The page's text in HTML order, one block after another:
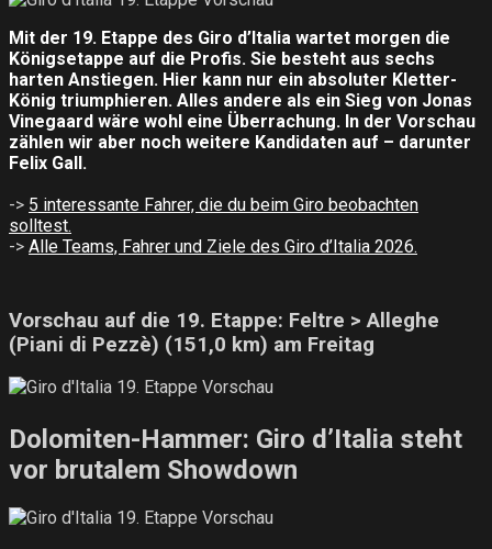
Mit der 19. Etappe des Giro d’Italia wartet morgen die
Königsetappe auf die Profis. Sie besteht aus sechs
harten Anstiegen. Hier kann nur ein absoluter Kletter-
König triumphieren. Alles andere als ein Sieg von Jonas
Vinegaard wäre wohl eine Überrachung. In der Vorschau
zählen wir aber noch weitere Kandidaten auf – darunter
Felix Gall.
-> 5 interessante Fahrer, die du beim Giro beobachten
solltest.
-> Alle Teams, Fahrer und Ziele des Giro d’Italia 2026.
Vorschau auf die 19. Etappe: Feltre > Alleghe
(Piani di Pezzè) (151,0 km) am Freitag
Dolomiten-Hammer: Giro d’Italia steht
vor brutalem Showdown